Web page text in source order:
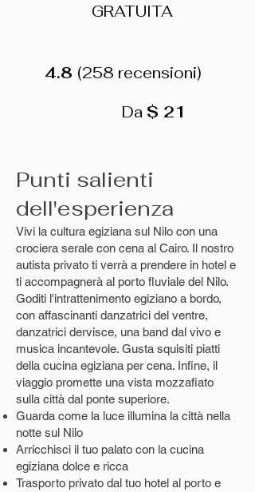
GRATUITA
4.8 (258 recensioni)
Da $ 21
Punti salienti
dell'esperienza
Vivi la cultura egiziana sul Nilo con una
crociera serale con cena al Cairo. Il nostro
autista privato ti verrà a prendere in hotel e
ti accompagnerà al porto fluviale del Nilo.
Goditi l'intrattenimento egiziano a bordo,
con affascinanti danzatrici del ventre,
danzatrici dervisce, una band dal vivo e
musica incantevole. Gusta squisiti piatti
della cucina egiziana per cena. Infine, il
viaggio promette una vista mozzafiato
sulla città dal ponte superiore.
Guarda come la luce illumina la città nella
notte sul Nilo
Arricchisci il tuo palato con la cucina
egiziana dolce e ricca
Trasporto privato dal tuo hotel al porto e